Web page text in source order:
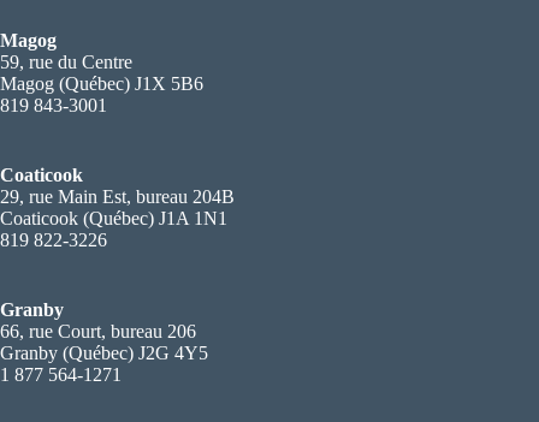
Magog
59, rue du Centre
Magog (Québec) J1X 5B6
819 843-3001
Coaticook
29, rue Main Est, bureau 204B
Coaticook (Québec) J1A 1N1
819 822-3226
Granby
66, rue Court, bureau 206
Granby (Québec) J2G 4Y5
1 877 564-1271